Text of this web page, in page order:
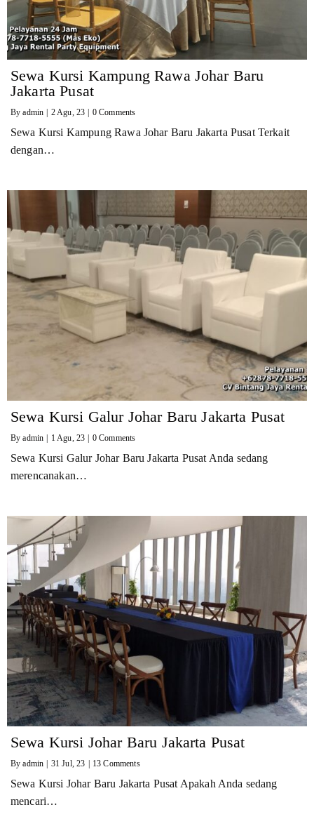
Sewa Kursi Kampung Rawa Johar Baru
Jakarta Pusat
Byadmin 2Agu, 23 0 Comments
Sewa Kursi Kampung Rawa Johar Baru Jakarta Pusat Terkait
dengan…
Sewa Kursi Galur Johar Baru Jakarta Pusat
Byadmin 1 Agu, 23 0 Comments
Sewa Kursi Galur Johar Baru Jakarta Pusat Anda sedang
merencanakan…
Sewa Kursi Johar Baru Jakarta Pusat
Byadmin | 31 Jul, 23 | 13 Comments
Sewa Kursi Johar Baru Jakarta Pusat Apakah Anda sedang
mencari…